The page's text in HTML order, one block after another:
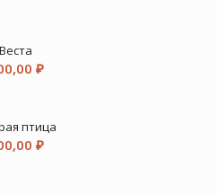
Веста
₽
птица
₽